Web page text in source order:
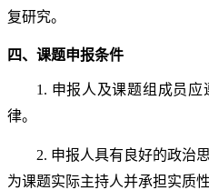
复研究。
四、课题申报条件
1. 申报人及课题组成员
律。
2. 申报人具有良好的政治
为课题实际主持人并承担实质